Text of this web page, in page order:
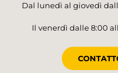
Dal lunedì al giovedì
Il venerdì dalle 8:00